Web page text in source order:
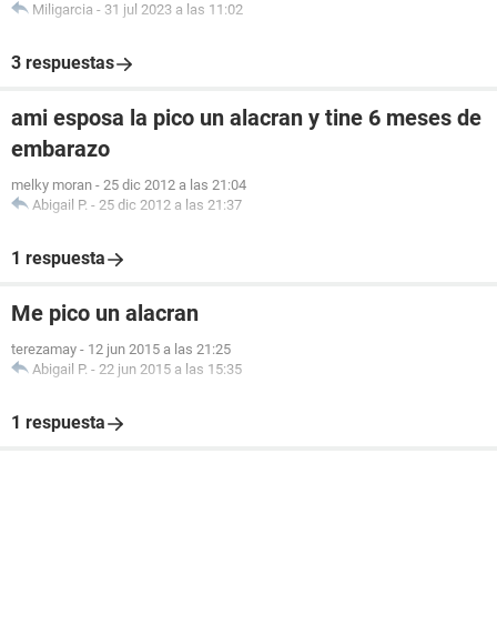
Miligarcia - 31 jul 2023 a las 11:02
3 respuestas
ami esposa la pico un alacran y tine 6 meses de
embarazo
melky moran - 25 dic 2012 a las 21:04
Abigail P. - 25 dic 2012 a las 21:37
1 respuesta
Me pico un alacran
terezamay - 12 jun 2015 a las 21:25
Abigail P. - 22 jun 2015 a las 15:35
1 respuesta